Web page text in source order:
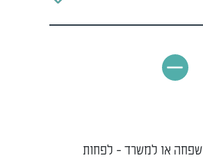
או למשרד - לפחות